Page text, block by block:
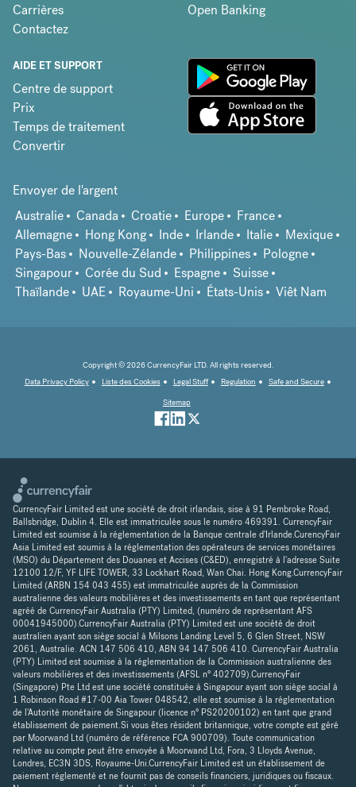
Carrières
Contactez
Open Banking
AIDE ET SUPPORT
Centre de support
Prix
Temps de traitement
Convertir
Envoyer de l'argent
Australie
Canada Croatie Europe
France
Allemagne
Hong Kong Inde Irlande Italie
Mexique
Pays-Bas
Nouvelle-Zélande Philippines
Pologne
Singapour
Corée du Sud Espagne
Suisse
Thaïlande
UAE Royaume-Uni États-Unis Viêt Nam
Copyright © 2026 CurrencyFair LTD. All rights reserved.
Data Privacy Policy
Liste des Cookies Legal Stuff Regulation
Safe and Secure
Sitemap
CurrencyFair Limited est une société de droit irlandais, sise à 91 Pembroke Road,
Ballsbridge, Dublin 4. Elle est immatriculée sous le numéro 469391. CurrencyFair
Limited est soumise à la réglementation de la Banque centrale d'Irlande.CurencyFair
Asia Limited est soumis à la réglementation des opérateurs de services monétaires
(MSO) du Département des Douanes et Accises (C&ED), enregistré à l'adresse Suite
12100 12/F, YF LIFE TOWER, 33 Lockhart Road, Wan Chai. Hong Kong.CurrencyFair
Limited (ARBN 154 043 455) est immatriculée auprès de la Commission
australienne des valeurs mobilières et des investissements en tant que représentant
agréé de CurrencyFair Australia (PTY) Limited, (numéro de représentant AFS
00041945000).CurrencyFair Australia (PTY) Limited est une société de droit
australien ayant son siège social à Milsons Landing Level 5, 6 Glen Street, NSW
2061, Australie. ACN 147 506 410, ABN 94 147 506 410. CurrencyFair Australia
(PTY) Limited est soumise à la réglementation de la Commission australienne des
valeurs mobilières et des investissements (AFSL n° 402709).CurrencyFair
(Singapore) Pte Ltd est une société constituée à Singapour ayant son siège social à
1 Robinson Road #17-00 Aia Tower 048542, elle est soumise à la réglementation
de l'Autorité monétaire de Singapour (licence n° PS20200102) en tant que grand
établissement de paiement.Si vous êtes résident britannique, votre compte est géré
par Moorwand Ltd (numéro de référence FCA 900709). Toute communication
relative au compte peut être envoyée à Moorwand Ltd, Fora, 3 Lloyds Avenue,
Londres, EC3N 3DS, Royaume-Uni.CurrencyFair Limited est un établissement de
paiement réglementé et ne fournit pas de conseils financiers, juridiques ou fiscaux.